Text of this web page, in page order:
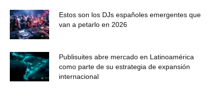
Estos son los DJs españoles emergentes que
van a petarlo en 2026
Publisuites abre mercado en Latinoamérica
como parte de su estrategia de expansión
internacional